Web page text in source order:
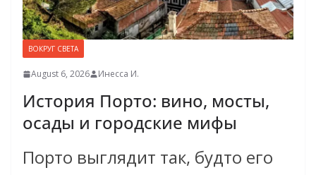
ВОКРУГ СВЕТА
August 6, 2026 Инесса И.
История Порто: вино, мосты,
осады и городские мифы
Порто выглядит так, будто его